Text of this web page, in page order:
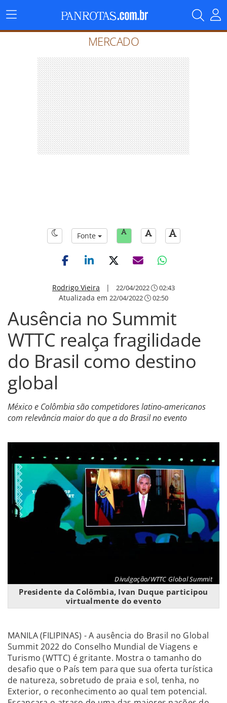
Menu
Principal
MERCADO
Fonte
Rodrigo Vieira | 22/04/2022 02:43
Atualizada em 22/04/2022 02:50
Ausência no Summit
WTTC realça fragilidade
do Brasil como destino
global
México e Colômbia são competidores latino-americanos
com relevância maior do que a do Brasil no evento
Divulgação/WTTC Global Summit
Presidente da Colômbia, Ivan Duque participou
virtualmente do evento
MANILA (FILIPINAS) - A ausência do Brasil no Global
Summit 2022 do Conselho Mundial de Viagens e
Turismo (WTTC) é gritante. Mostra o tamanho do
desafio que o País tem para que sua oferta turística
de natureza, sobretudo de praia e sol, tenha, no
Exterior, o reconhecimento ao qual tem potencial.